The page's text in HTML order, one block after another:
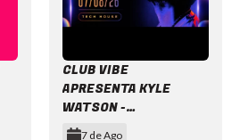
CLUB VIBE
APRESENTA KYLE
WATSON -
INGRESSOS COM
7 de Ago